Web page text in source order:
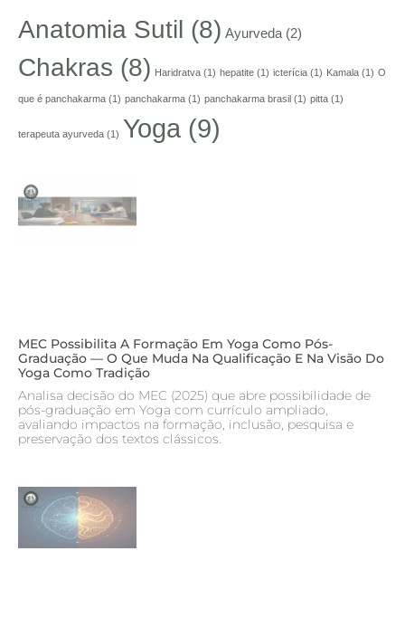
Anatomia Sutil (8) Ayurveda (2)
Chakras (8) Haridratva (1) hepatite (1) icterícia (1) Kamala (1) O
que é panchakarma (1) panchakarma (1) panchakarma brasil (1) pitta (1)
terapeuta ayurveda (1) Yoga (9)
MEC Possibilita A Formação Em Yoga Como Pós-
Graduação — O Que Muda Na Qualificação E Na Visão Do
Yoga Como Tradição
Analisa decisão do MEC (2025) que abre possibilidade de
pós-graduação em Yoga com currículo ampliado,
avaliando impactos na formação, inclusão, pesquisa e
preservação dos textos clássicos.